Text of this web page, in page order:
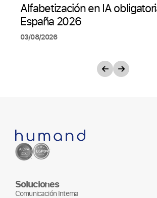
Alfabetización en IA
España 2026
03/08/2026
Soluciones
Comunicación Interna